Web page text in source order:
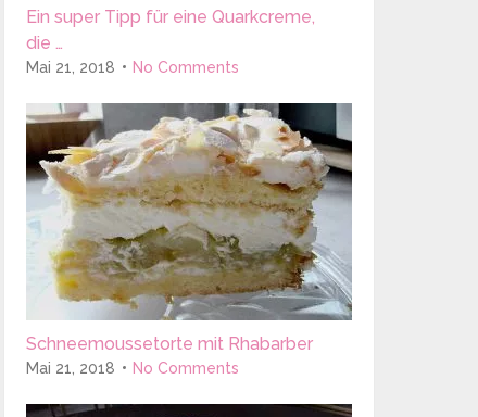
Ein super Tipp für eine Quarkcreme,
die …
Mai 21, 2018 No Comments
Schneemoussetorte mit Rhabarber
Mai 21, 2018 No Comments